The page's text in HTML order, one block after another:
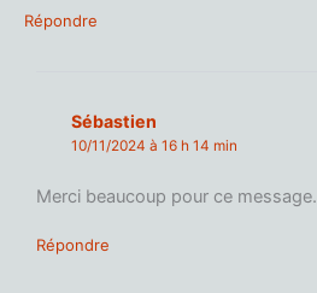
Répondre
Sébastien
10/11/2024 à 16 h 14 min
Merci beaucoup pour ce message.
Répondre